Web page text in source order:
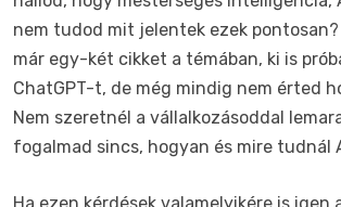
nem tudod mit jelentek ezek
már egy-két cikket a témában, ki is
ChatGPT-t, de még mindig nem érted
Nem szeretnél a vállalkozásoddal
fogalmad sincs, hogyan és mire tudnál